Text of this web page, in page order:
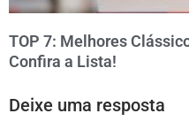
TOP 7: Melhores
Confira a Lista!
Deixe uma resposta